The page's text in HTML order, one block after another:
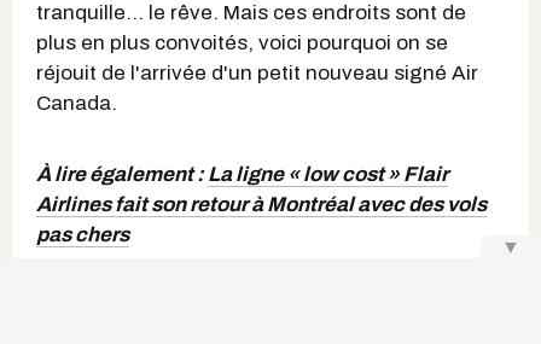
tranquille… le rêve. Mais ces endroits sont de
plus en plus convoités, voici pourquoi on se
réjouit de l'arrivée d'un petit nouveau signé Air
Canada.
À lire également :La ligne « low cost » Flair
Airlines fait son retour à Montréal avec des vols
pas chers
▼